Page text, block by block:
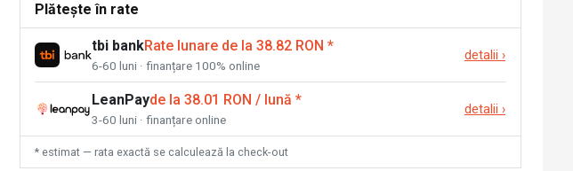
Plătește în rate
tbi bankRate lunare de la 38.82 RON *
6-60 luni · finanțare 100% online
detalii ›
LeanPayde la 38.01 RON / lună *
3-60 luni · finanțare online
detalii ›
* estimat — rata exactă se calculează la check-out